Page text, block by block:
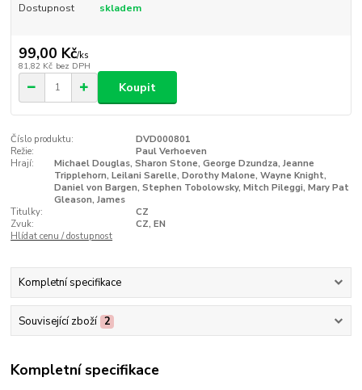
Dostupnost skladem
99,00 Kč/ks
81,82 Kč bez DPH
Koupit
Číslo produktu:
DVD000801
Režie:
Paul Verhoeven
Hrají:
Michael Douglas, Sharon Stone, George Dzundza, Jeanne
Tripplehorn, Leilani Sarelle, Dorothy Malone, Wayne Knight,
Daniel von Bargen, Stephen Tobolowsky, Mitch Pileggi, Mary Pat
Gleason, James
Titulky:
CZ
Zvuk:
CZ, EN
Hlídat cenu / dostupnost
Kompletní specifikace
Související zboží 2
Kompletní specifikace